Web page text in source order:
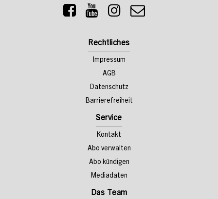
Rechtliches
Impressum
AGB
Datenschutz
Barrierefreiheit
Service
Kontakt
Abo verwalten
Abo kündigen
Mediadaten
Das Team